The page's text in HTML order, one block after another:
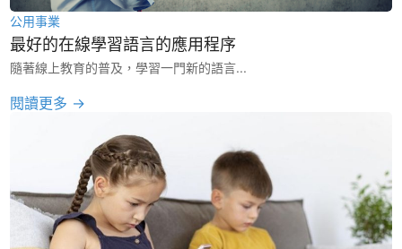
公用事業
最好的在線學習語言的應用程序
隨著線上教育的普及，學習一門新的語言...
閱讀更多 →